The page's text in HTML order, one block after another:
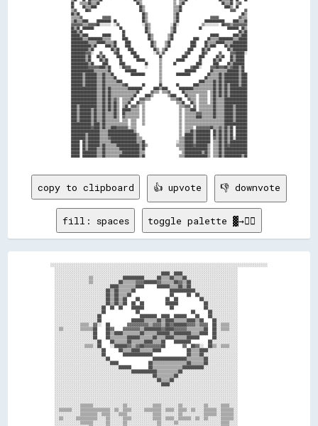
copy to clipboard 👍 upvote 👎 downvote
fill: spaces toggle palette ▓→✊🏽
░░░░░░░░░░░░░░░░░░░░░░░░░░░░░░░░░░░░░░░░░░░░░░░░░░░░░░░░░░░░░░░░░░░░░░░░░░░░░░░░░░░░░░░░░░░░░░░░░░░░░░
  ░░░░░░░░░░░░░░░░░░░░░░░░░░░░░░░░░░░░░░░░░░░░░░░░░░░░░░░░░░░░░░░░░░░░░░░░░░░░░░░░░░░░░░
  ░░░░░░░░░░░░░░░░░░░░░░░░░░░░░░░░░░░░░░░░░░░░░░░░░░████░░████░░░░░░░░░░░░░░░░░░░░░░░░░░
  ░░░░░░░░░░░░░░░░▒▒░░░░░░░░░░░░░░██████████░░░░░░██▒▒▒▒██▒▒▒▒██░░░░░░░░░░░░░░░░░░░░░░░░
  ░░░░░░░░░░░░░░░░▒▒░░░░░░░░░░░░██▒▒▒▒▒▒▓▓▓▓██████▓▓▒▒▒▒▒▒██▓▓▒▒██░░░░░░░░░░░░░░░░░░░░░░
  ░░░░░░░░░░░░░░░░░░░░░░░░░░████▒▒▒▒▒▒▒▒████      ██████▒▒▒▒██▒▒██░░░░░░░░░░░░░░░░░░░░░░
  ░░░░░░░░░░░░░░░░░░░░░░░░██▒▒██▒▒▒▒▒▒██                ████████████░░░░░░░░░░░░░░░░░░░░
  ░░░░░░░░░░░░░░░░░░░░░░░░██▒▒██▒▒▒▒██                  ██      ██  ██░░░░░░░░░░░░░░░░░░
  ░░░░░░░░░░░░░░░░░░░░░░░░██▒▒██▒▒██    ██            ██  ██          ██░░░░░░░░░░░░░░░░
  ░░░░░░░░░░░░░░░░░░░░░░░░██▒▒██▒▒██  ██  ██          ██████            ██░░░░░░░░░░░░░░
  ░░░░░░░░░░░░░░░░░░░░░░██  ██  ██    ██████            ██              ██░░░░░░░░░░░░░░
  ░░░░░░░░░░░░░░░░░░░░░░██              ██                        ██      ██░░░░░░░░░░░░
  ░░░░░░░░░░░░░░░░░░░░██                  ████████  ████  ██████    ██    ██░░░░░░░░░░░░
  ░░░░░░░░░░░░░░░░░░░░██              ██████▒▒▒▒▒▒██▒▒████▒▒▒▒▒▒████▒▒██    ██░░░░░░░░░░
  ░░░░░░░░░░░░▒▒▒▒░░▓▓░░  ██        ▓▓▓▓▓▓▓▓▓▓▒▒▓▓▓▓▒▒██▓▓██████▓▓▓▓▒▒▓▓▓▓  ██░░▒▒▒▒░░░░
  ░░▒▒░░░░░░░░▒▒▒▒▒▒██    ██▓▓    ▓▓▓▓▓▓▓▓▒▒████████▓▓████▓▓▓▓▓▓▒▒▒▒▒▒▒▒██  ██░░▒▒▒▒░░░░
  ░░░░░░░░░░░░░░░░░░██    ██▒▒████▒▒▒▒▒▒▒▒██▒▒▒▒▒▒██████▒▒████████▒▒▒▒████  ██░░░░░░░░░░
  ░░░░░░░░░░░░░░░░░░██    ██▒▒▒▒▒▒▒▒██████▒▒▒▒▒▒██▒▒▒▒████▒▒▒▒▒▒██████      ██░░░░░░░░░░
  ░░░░░░░░░░░░░░░░░░░░██    ██▒▒▒▒▒▒██▒▒▒▒▒▒████▒▒▒▒██    ████████        ██░░░░░░░░░░░░
  ░░░░░░░░░░░░░░▒▒▒▒░░██    ░░██████▓▓▒▒▓▓██▓▓▓▓▓▓▓▓██        ▓▓  ██▓▓░░  ██▒▒░░▒▒▒▒░░░░
  ░░░░░░░░░░░░░░░░░░░░░░██      ██▒▒▒▒████▒▒▒▒▒▒████            ██▒▒▒▒████░░░░░░░░░░░░░░
  ░░░░░░░░░░░░░░░░░░░░░░██        ██████████████                ██▒▒▒▒██░░░░░░░░░░░░░░░░
  ░░░░░░░░░░░░░░░░░░░░░░░░██                    ████████████████▒▒▒▒▒▒▒▒██░░░░░░░░░░░░░░
  ░░░░░░░░░░░░░░░░░░░░░░░░░░████              ██▒▒▒▒▒▒▒▒▒▒▒▒▒▒▒▒██▒▒▒▒▒▒██░░░░░░░░░░░░░░
  ░░░░░░░░░░░░░░░░░░░░░░░░░░░░░░██████        ██▒▒▒▒▒▒▒▒▒▒▒▒▒▒██████████░░░░░░░░░░░░░░░░
  ░░░░░░░░░░░░░░░░░░░░░░░░░░░░░░░░░░░░████████████▒▒▒▒▒▒▒▒▒▒██░░░░░░░░░░░░░░░░░░░░░░░░░░
  ░░░░░░░░░░░░░░░░░░░░░░░░░░░░░░░░░░░░░░░░░░░░░░██▒▒▒▒▒▒▒▒██░░░░░░░░░░░░░░░░░░░░░░░░░░░░
  ░░░░░░░░░░░░░░░░░░░░░░░░░░░░░░░░░░░░░░░░░░░░░░░░██▒▒▒▒██░░░░░░░░░░░░░░░░░░░░░░░░░░░░░░
  ░░░░░░░░░░░░░░░░░░░░░░░░░░░░░░░░░░░░░░░░░░░░░░░░░░████░░░░░░░░░░░░░░░░░░░░░░░░░░░░░░░░
  ░░░░░░░░░░░░░░░░░░░░░░░░░░░░░░░░░░░░░░░░░░░░░░░░░░░░░░░░░░░░░░░░░░░░░░░░░░░░░░░░░░░░░░
  ░░░░░░░░░░░░░░░░░░░░░░░░░░░░░░░░░░░░░░░░░░░░░░░░░░░░░░░░░░░░░░░░░░░░░░░░░░░░░░░░░░░░░░
  ░░░░░░░░░░░░░░░░░░░░░░░░░░░░░░░░░░░░░░░░░░░░░░░░░░░░░░░░░░░░░░░░░░░░░░░░░░░░░░░░░░░░░░
  ░░░░░░░░░░░░░░░░░░░░░░░░░░░░░░░░░░░░░░░░░░░░░░░░░░░░░░░░░░░░░░░░░░░░░░░░░░░░░░░░░░░░░░
  ░░░░░░░░░░░░▒▒▒▒▒▒░░░░░░░░░░░░░░▒▒░░░░░░░░░░░░▒▒▒▒░░░░░░░░▒▒░░░░░░░░░░▒▒░░░░░░▒▒▒▒░░░░
  ░░▒▒▒▒▒▒░░░░▒▒▒▒▒▒▒▒▒▒▒▒▒▒░░▒▒░░▒▒▒▒░░░░░░▒▒▒▒▒▒▒▒░░▒▒▒▒░░▒▒▒▒░░▒▒░░░░▒▒▒▒▒▒░░▒▒▒▒▒▒░░
  ░░░░░░░░░░░░▒▒▒▒▒▒▒▒░░▒▒▒▒░░░░▒▒▒▒░░░░░░░░░░░░▒▒▒▒░░░░░░░░▒▒░░░░░░░░░░▒▒▒▒▒▒░░▒▒▒▒▒▒░░
  ░░▒▒░░░░░░▒▒▒▒▒▒▒▒▒▒░░░░▒▒░░░░░░▒▒▒▒░░░░░░░░░░▒▒▒▒░░▒▒▒▒░░▒▒▒▒▒▒░░▒▒░░▒▒░░░░░░▒▒▒▒▒▒░░
  ░░░░░░░░░░░░▒▒▒▒▒▒░░░░░░▒▒░░░░░░▒▒░░░░░░░░░░░░░░▒▒░░░░░░▒▒░░░░░░░░░░░░░░░░░░░░▒▒▒▒░░░░